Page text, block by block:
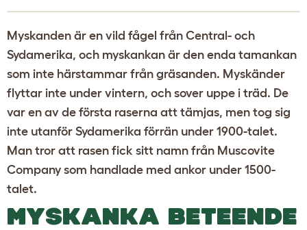
Myskanden är en vild fågel från Central- och
Sydamerika, och myskankan är den enda tamankan
som inte härstammar från gräsanden. Myskänder
flyttar inte under vintern, och sover uppe i träd. De
var en av de första raserna att tämjas, men tog sig
inte utanför Sydamerika förrän under 1900-talet.
Man tror att rasen fick sitt namn från Muscovite
Company som handlade med ankor under 1500-
talet.
MYSKANKA BETEENDE